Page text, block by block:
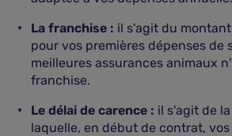
La franchise : il s'agit du
pour vos premières dépenses de
meilleures assurances animaux
franchise.
Le délai de carence : il s'agit de
laquelle, en début de contrat,